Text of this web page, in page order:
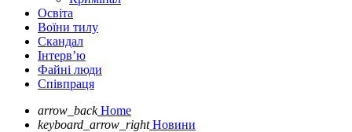
Освіта
Воїни тилу
Скандал
Інтерв’ю
Файні люди
Співпраця
arrow_back Home
keyboard_arrow_right Новини